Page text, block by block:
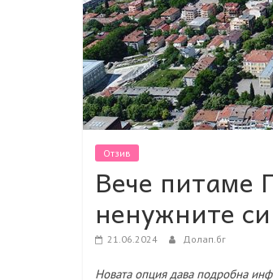
Отзив
Вече питаме
ненужните
21.06.2024 Долап.бг
Новата опция дава подробна